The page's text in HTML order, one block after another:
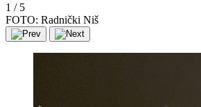
1 / 5
FOTO: Radnički Niš